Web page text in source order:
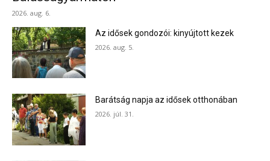
2026. aug. 6.
Az idősek gondozói: kinyújtott kezek
2026. aug. 5.
Barátság napja az idősek otthonában
2026. júl. 31.